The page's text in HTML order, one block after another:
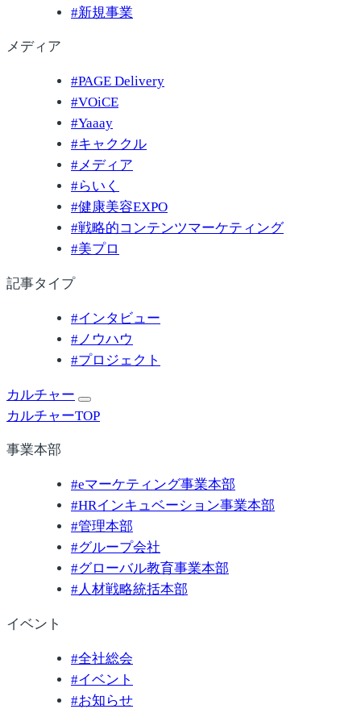
#新規事業
メディア
#PAGE Delivery
#VOiCE
#Yaaay
#キャククル
#メディア
#らいく
#健康美容EXPO
#戦略的コンテンツマーケティング
#美プロ
記事タイプ
#インタビュー
#ノウハウ
#プロジェクト
カルチャー
カルチャーTOP
事業本部
#eマーケティング事業本部
#HRインキュベーション事業本部
#管理本部
#グループ会社
#グローバル教育事業本部
#人材戦略統括本部
イベント
#全社総会
#イベント
#お知らせ